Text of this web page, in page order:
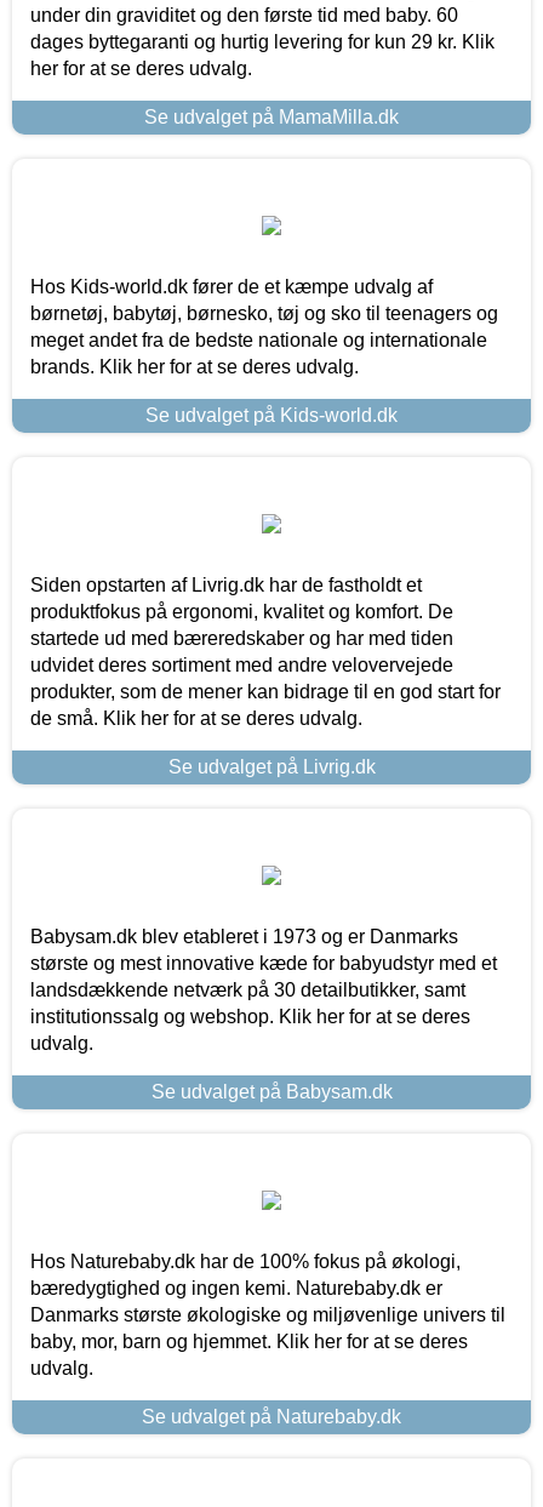
under din graviditet og den første tid med baby. 60
dages byttegaranti og hurtig levering for kun 29 kr. Klik
her for at se deres udvalg.
Se udvalget på MamaMilla.dk
Hos Kids-world.dk fører de et kæmpe udvalg af
børnetøj, babytøj, børnesko, tøj og sko til teenagers og
meget andet fra de bedste nationale og internationale
brands. Klik her for at se deres udvalg.
Se udvalget på Kids-world.dk
Siden opstarten af Livrig.dk har de fastholdt et
produktfokus på ergonomi, kvalitet og komfort. De
startede ud med bæreredskaber og har med tiden
udvidet deres sortiment med andre velovervejede
produkter, som de mener kan bidrage til en god start for
de små. Klik her for at se deres udvalg.
Se udvalget på Livrig.dk
Babysam.dk blev etableret i 1973 og er Danmarks
største og mest innovative kæde for babyudstyr med et
landsdækkende netværk på 30 detailbutikker, samt
institutionssalg og webshop. Klik her for at se deres
udvalg.
Se udvalget på Babysam.dk
Hos Naturebaby.dk har de 100% fokus på økologi,
bæredygtighed og ingen kemi. Naturebaby.dk er
Danmarks største økologiske og miljøvenlige univers til
baby, mor, barn og hjemmet. Klik her for at se deres
udvalg.
Se udvalget på Naturebaby.dk